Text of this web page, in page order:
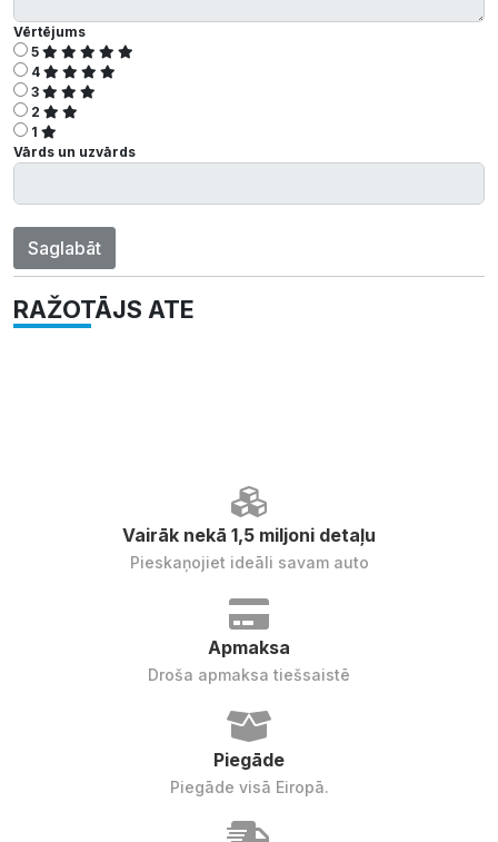
Vērtējums
5
4
3
2
1
Vārds un uzvārds
Saglabāt
RAŽOTĀJS ATE
Vairāk nekā 1,5 miljoni detaļu
Pieskaņojiet ideāli savam auto
Apmaksa
Droša apmaksa tiešsaistē
Piegāde
Piegāde visā Eiropā.